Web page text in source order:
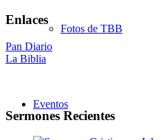
Fotos de TBB
Eventos
Enlaces
Pan Diario
La Biblia
Sermones Recientes